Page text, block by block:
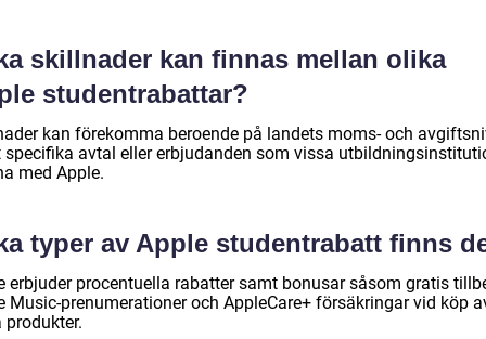
skillnader kan finnas mellan olika
studentrabattar?
kan förekomma beroende på landets moms- och
specifika avtal eller erbjudanden som vissa
med Apple.
typer av Apple studentrabatt finns
erbjuder procentuella rabatter samt bonusar såsom gratis
Music-prenumerationer och AppleCare+ försäkringar vid köp
produkter.